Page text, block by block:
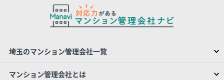
埼玉のマンション管理会社一覧
マンション管理会社とは